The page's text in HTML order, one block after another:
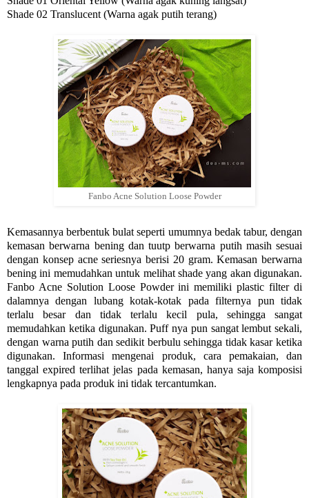
Shade 02 Translucent (Warna agak putih terang)
Fanbo Acne Solution Loose Powder
Kemasannya berbentuk bulat seperti umumnya bedak tabur, dengan
kemasan berwarna bening dan tuutp berwarna putih masih sesuai
dengan konsep acne seriesnya berisi 20 gram. Kemasan berwarna
bening ini memudahkan untuk melihat shade yang akan digunakan.
Fanbo Acne Solution Loose Powder ini memiliki plastic filter di
dalamnya dengan lubang kotak-kotak pada filternya pun tidak
terlalu besar dan tidak terlalu kecil pula, sehingga sangat
memudahkan ketika digunakan. Puff nya pun sangat lembut sekali,
dengan warna putih dan sedikit berbulu sehingga tidak kasar ketika
digunakan. Informasi mengenai produk, cara pemakaian, dan
tanggal expired terlihat jelas pada kemasan, hanya saja komposisi
lengkapnya pada produk ini tidak tercantumkan.